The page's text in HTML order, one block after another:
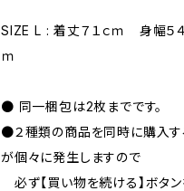
SIZE L : 着丈７１ｃｍ 身幅５
ｍ
● 同一梱包は2枚までです。
●２種類の商品を同時に購入す
が個々に発生しますので
必ず【買い物を続ける】ボタ